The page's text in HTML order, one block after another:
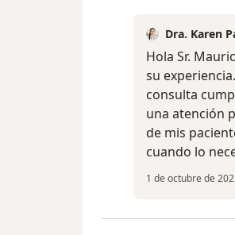
Dra. Karen
Hola Sr.
su
consulta
una atención
de mis
cuando lo
1 de octubre de